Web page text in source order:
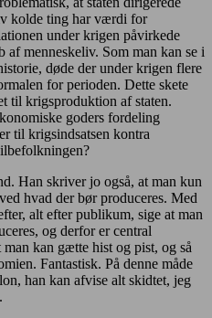
kolde ting har værdi for
under krigen påvirkede
af menneskeliv. Som man kan se i
døde der under krigen flere
for perioden. Dette skete
til krigsproduktion af staten.
goders fordeling
til krigsindsatsen kontra
Han skriver jo også, at man kun
hvad der bør produceres. Med
alt efter publikum, sige at man
og derfor er central
kan gætte hist og pist, og så
Fantastisk. På denne måde
han kan afvise alt skidtet, jeg